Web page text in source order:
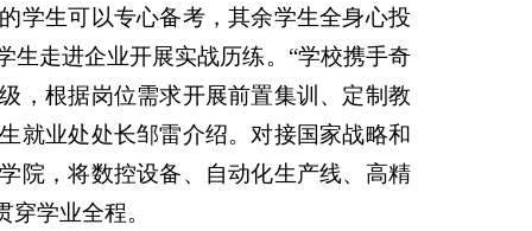
学生可以专心备考，其余学生全身心投
生走进企业开展实战历练。“学校携手奇
，根据岗位需求开展前置集训、定制教
就业处处长邹雷介绍。对接国家战略和
院，将数控设备、自动化生产线、高精
学业全程。